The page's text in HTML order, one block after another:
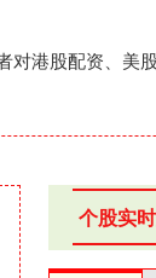
港股配资、美
个股实